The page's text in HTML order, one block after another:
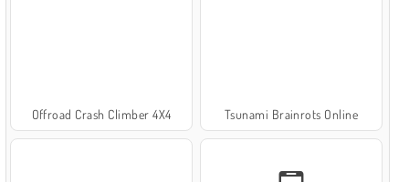
Offroad Crash Climber 4X4 Tsunami Brainrots Online